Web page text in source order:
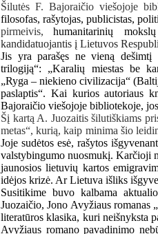
Šilutės F. Bajoraičio viešojoje
filosofas, rašytojas, publicistas,
pirmeivis,
humanitarinių
kandidatuojantis į Lietuvos
Jis yra parašęs ne vieną
trilogiją“: „Karalių miestas be
„Ryga – niekieno civilizacija“
paslaptis“. Kai kurios autoriaus
Bajoraičio viešojoje bibliotekoje,
Šį kartą A. Juozaitis šilutiškiams
metas“, kurią, kaip minima šio
Joje sudėtos esė, rašytos
valstybingumo nuosmukį. Karčioji
jaunosios lietuvių kartos
idėjos krizė. Ar Lietuva išliks
Susitikime buvo kalbama
Juozaičio, Jono Avyžiaus romanas
literatūros klasika, kuri neišnyksta
Avyžiaus romano pavadinimo